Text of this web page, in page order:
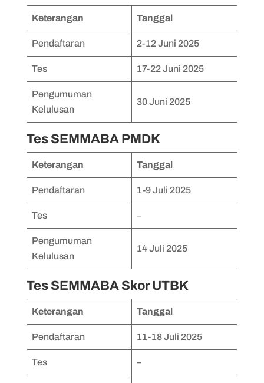
Keterangan Tanggal
Pendaftaran 2-12 Juni 2025
Tes 17-22 Juni 2025
Pengumuman
Kelulusan
30 Juni 2025
Tes SEMMABA PMDK
Keterangan Tanggal
Pendaftaran 1-9 Juli 2025
Tes –
Pengumuman
Kelulusan
14 Juli 2025
Tes SEMMABA Skor UTBK
Keterangan Tanggal
Pendaftaran 11-18 Juli 2025
Tes –